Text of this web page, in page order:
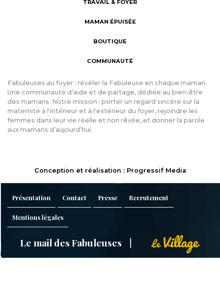
TRAVAIL & FOYER
MAMAN ÉPUISÉE
BOUTIQUE
COMMUNAUTÉ
Fabuleuses au foyer : révéler la Fabuleuse en chaque maman.
Une communauté d’aide et de partage, dédiée au bien-être
des mamans. Notre mission : porter un regard sincère sur la
maternité à l'intérieur et à l'extérieur du foyer, rejoindre les
femmes dans leur vie réelle et non rêvée, et donner la parole
aux mamans d’aujourd’hui.
Conception et réalisation : Progressif Media
Présentation Contact Presse Recrutement
Mentions légales
Le mail des Fabuleuses